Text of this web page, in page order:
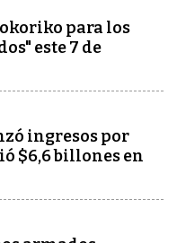
para los
este 7 de
ingresos por
$6,6 billones en